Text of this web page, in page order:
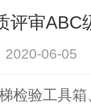
评审ABC
2020-06-
检验工具